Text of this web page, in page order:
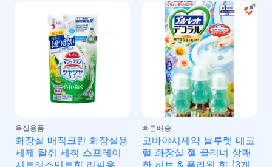
욕실용품
화장실 매직크린 화장실용
세제 탈취 세척 스프레이
빠른배송
코바야시제약 블루렛 데코
럴 화장실 젤 클리너 상쾌